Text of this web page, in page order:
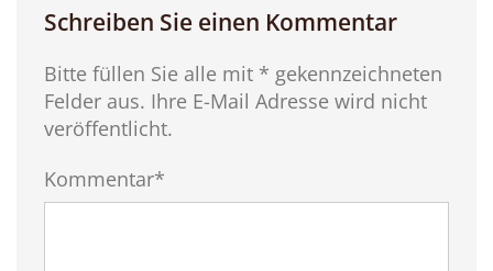
Schreiben Sie einen Kommentar
Bitte füllen Sie alle mit * gekennzeichneten
Felder aus. Ihre E-Mail Adresse wird nicht
veröffentlicht.
Kommentar*